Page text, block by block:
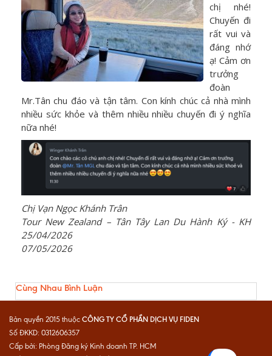
chị nhé!
Chuyến đi
rất vui và
đáng nhớ
ạ! Cảm ơn
trưởng
đoàn
Mr.Tân chu đáo và tận tâm. Con kính chúc cả nhà mình
nhiều sức khỏe và thêm nhiều nhiều chuyến đi ý nghĩa
nữa nhé!
Chị Vạn Ngọc Khánh Trân
Tour New Zealand – Tân Tây Lan Du Hành Ký - KH
25/04/2026
07/05/2026
Cùng Nhau Bình Luận
Bản quyền 2015 thuộc CÔNG TY CỔ PHẦN DỊCH VỤ FIDEN
Số ĐKKD: 0312606357
Cấp bởi: Phòng Đăng ký Kinh doanh TP. HCM